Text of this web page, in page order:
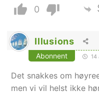
0
Illusions
Abonnent 14
Det snakkes om
men vi vil helst ikke